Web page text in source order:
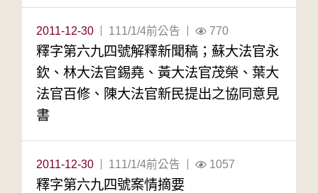
2011-12-30 111/1/4前公告 770
釋字第六九四號解釋新聞稿；蘇大法官永
欽、林大法官錫堯、黃大法官茂榮、葉大
法官百修、陳大法官新民提出之協同意見
書
2011-12-30 111/1/4前公告 1057
釋字第六九四號案情摘要